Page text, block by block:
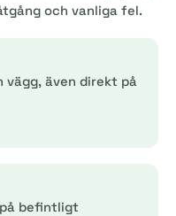
och vanliga fel.
även direkt på
befintligt